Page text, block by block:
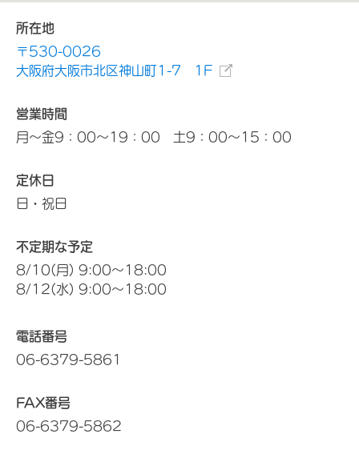
所在地
〒530-0026
大阪府大阪市北区神山町1-7 1F
営業時間
月～金9：00～19：00 土9：00～15：00
定休日
日・祝日
不定期な予定
8/10(月) 9:00～18:00
8/12(水) 9:00～18:00
電話番号
06-6379-5861
FAX番号
06-6379-5862